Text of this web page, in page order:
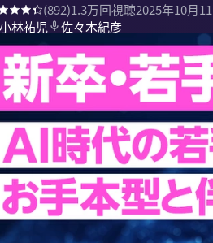
(892)1.3万回視聴2025年10月
小林祐児
佐々木紀彦